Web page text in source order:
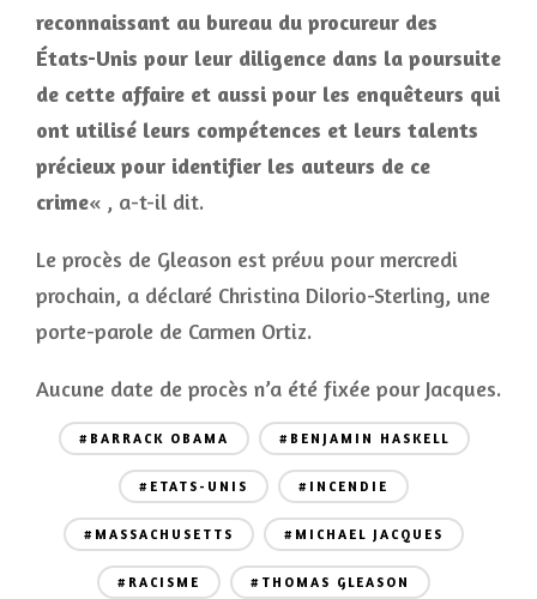
reconnaissant au bureau du procureur des
États-Unis pour leur diligence dans la poursuite
de cette affaire et aussi pour les enquêteurs qui
ont utilisé leurs compétences et leurs talents
précieux pour identifier les auteurs de ce
crime« , a-t-il dit.
Le procès de Gleason est prévu pour mercredi
prochain, a déclaré Christina DiIorio-Sterling, une
porte-parole de Carmen Ortiz.
Aucune date de procès n’a été fixée pour Jacques.
#BARRACK OBAMA #BENJAMIN HASKELL
#ETATS-UNIS #INCENDIE
#MASSACHUSETTS #MICHAEL JACQUES
#RACISME #THOMAS GLEASON